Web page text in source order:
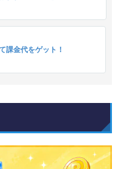
課金代をゲット！